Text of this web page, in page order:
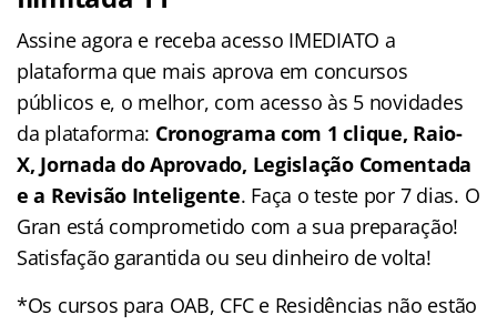
Assine agora e receba acesso IMEDIATO a
plataforma que mais aprova em concursos
públicos e, o melhor, com acesso às 5 novidades
da plataforma: Cronograma com 1 clique, Raio-
X, Jornada do Aprovado, Legislação Comentada
e a Revisão Inteligente. Faça o teste por 7 dias. O
Gran está comprometido com a sua preparação!
Satisfação garantida ou seu dinheiro de volta!
*Os cursos para OAB, CFC e Residências não estão